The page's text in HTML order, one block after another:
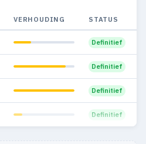
VERHOUDING STATUS
Definitief
Definitief
Definitief
Definitief